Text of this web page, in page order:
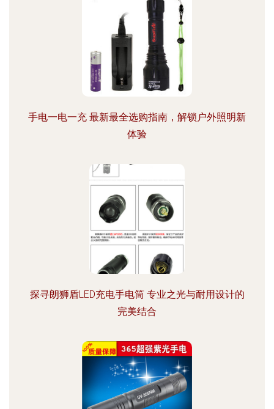
手电一电一充 最新最全选购指南，解锁户外照明新
体验
探寻朗狮盾LED充电手电筒 专业之光与耐用设计的
完美结合